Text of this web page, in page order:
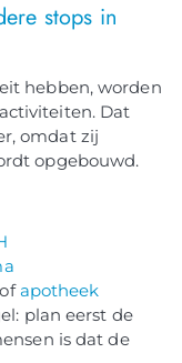
stops in
hebben, worden
Dat
omdat zij
opgebouwd.
ofapotheek
plan eerst de
is dat de